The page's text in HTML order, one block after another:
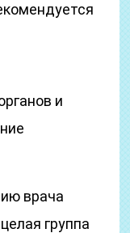
и
врача
группа